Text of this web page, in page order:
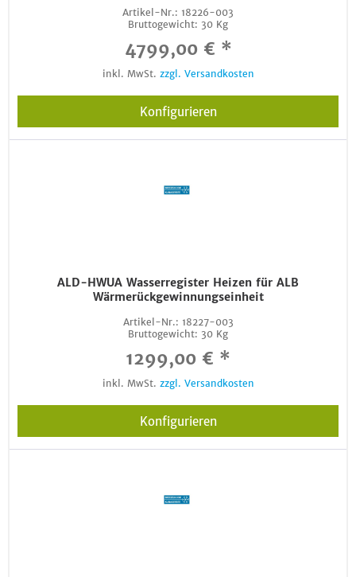
Artikel-Nr.: 18226-003
Bruttogewicht: 30 Kg
4799,00 € *
inkl. MwSt. zzgl. Versandkosten
Konfigurieren
ALD-HWUA Wasserregister Heizen für ALB
Wärmerückgewinnungseinheit
Artikel-Nr.: 18227-003
Bruttogewicht: 30 Kg
1299,00 € *
inkl. MwSt. zzgl. Versandkosten
Konfigurieren